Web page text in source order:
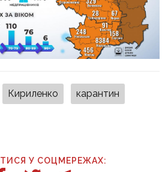
Кириленко карантин
У СОЦМЕРЕЖАХ: